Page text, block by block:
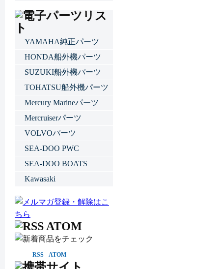
YAMAHA純正パーツ
HONDA船外機パーツ
SUZUKI船外機パーツ
TOHATSU船外機パーツ
Mercury Marineパーツ
Mercruiserパーツ
VOLVOパーツ
SEA-DOO PWC
SEA-DOO BOATS
Kawasaki
RSS ATOM